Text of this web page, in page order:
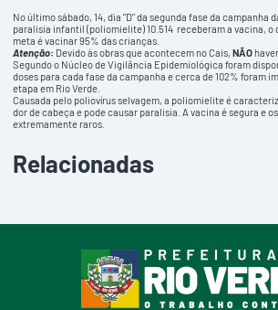
No último sábado, 14, dia "D" da segunda fase da campanha
paralisia infantil (poliomielite) 10.514 receberam a vacina, o
meta é vacinar 95% das crianças.
Atenção: Devido às obras que acontecem no Cais,NÃO
Segundo o Núcleo de Vigilância Epidemiológica foram
doses para cada fase da campanha e cerca de 102% foram
etapa em Rio Verde.
Causada pelo poliovírus selvagem, a poliomielite é
dor de cabeça e pode causar paralisia. Avacina é segura e
extremamente raros.
Relacionadas